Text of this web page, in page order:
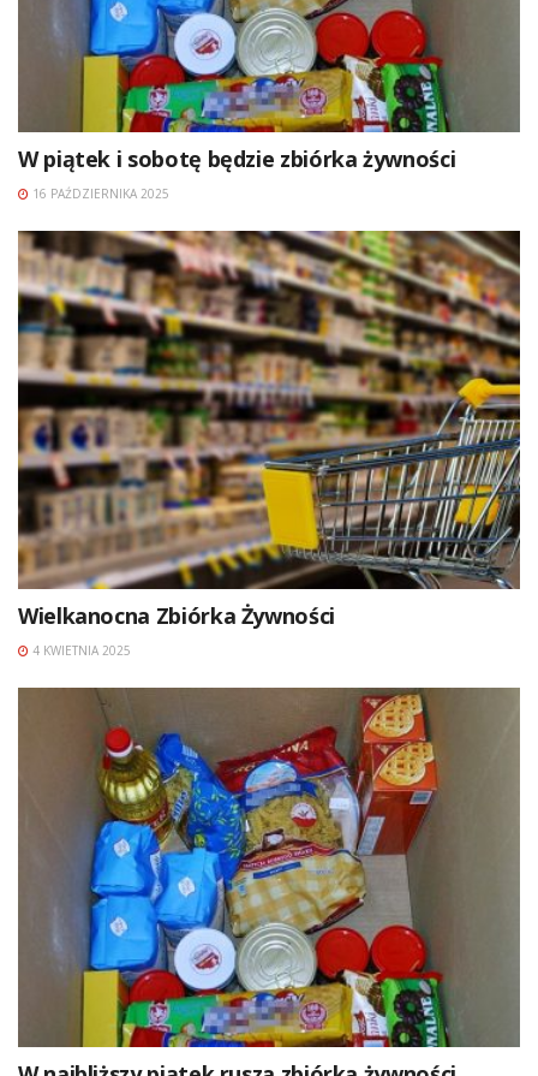
W piątek i sobotę będzie zbiórka żywności
16 PAŹDZIERNIKA 2025
Wielkanocna Zbiórka Żywności
4 KWIETNIA 2025